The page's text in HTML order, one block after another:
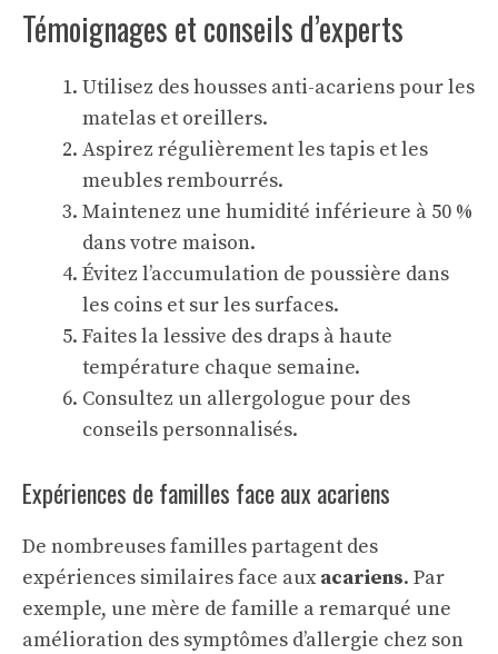
Témoignages et conseils d’experts
Utilisez des housses anti-acariens pour les
matelas et oreillers.
Aspirez régulièrement les tapis et les
meubles rembourrés.
Maintenez une humidité inférieure à 50 %
dans votre maison.
Évitez l’accumulation de poussière dans
les coins et sur les surfaces.
Faites la lessive des draps à haute
température chaque semaine.
Consultez un allergologue pour des
conseils personnalisés.
Expériences de familles face aux acariens
De nombreuses familles partagent des
expériences similaires face auxacariens. Par
exemple, une mère de famille a remarqué une
amélioration des symptômes d’allergie chez son